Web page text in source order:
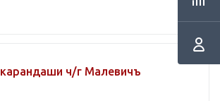
карандаши ч/г Малевичъ